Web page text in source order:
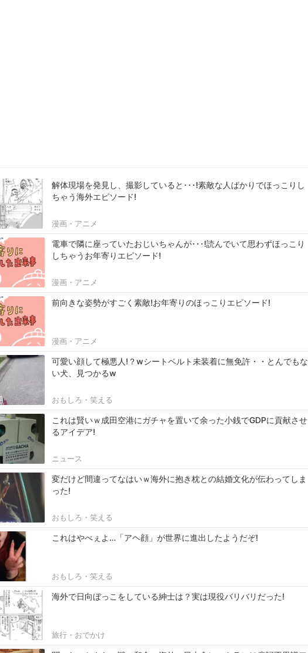
解体現場を発見し、撮影していると･･･!素敵な人ばかりでほっこりし
ちゃう海外エピソード!
漫画・アニメ
電車で隣に座っていたおじいちゃんが･･･!読んでいて思わずほっこり
しちゃうお年寄りエピソード!
漫画・アニメ
前向きな姿勢がすごく素敵!お年寄りのほっこりエピソード!
漫画・アニメ
可愛い顔して極悪人!？wシートベルト未装着に無免許・・とんでもな
い犬、見つかるw
おもしろ・笑える
これは賢いｗ成田空港にガチャを置いて余った小銭でGDPに貢献させ
るアイデア!
ニュース
変だけど間違ってなはいｗ海外に抱き枕との結婚文化が伝わってしま
った!
おもしろ・笑える
これはやべぇよ…「アヘ顔」が世界に進出したようだぞ!
おもしろ・笑える
海外で日向ぼっこをしている紳士は？実は現役バリバリだった!
旅行・おでかけ